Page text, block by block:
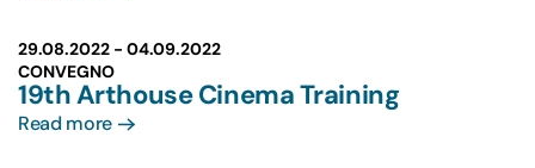
29.08.2022 - 04.09.2022
CONVEGNO
19th Arthouse Cinema Training
Read more